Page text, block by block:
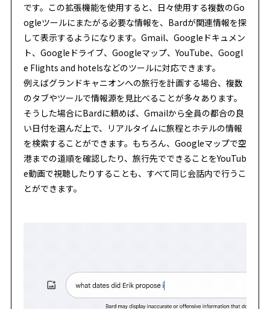
です。この拡張機能を使用すると、日々使用する複数のGo
ogleツールにまたがる必要な情報を、Bardが関連情報を探
して表示するようになります。Gmail、Googleドキュメン
ト、Googleドライブ、Googleマップ、YouTube、Googl
e Flights and hotelsなどのツールに対応できます。
例えばグランドキャニオンへの旅行を計画する場合、複数
のタブやツールで情報源を見比べることが多々あります。
そうした場合にBardに頼めば、Gmailから全員の都合の良
い日付を選んだ上で、リアルタイムに旅程とホテルの情報
を検索することができます。もちろん、Googleマップで空
港までの道順を確認したり、旅行先でできることをYouTub
e動画で視聴したりすることも、すべて同じ会話内で行うこ
とができます。